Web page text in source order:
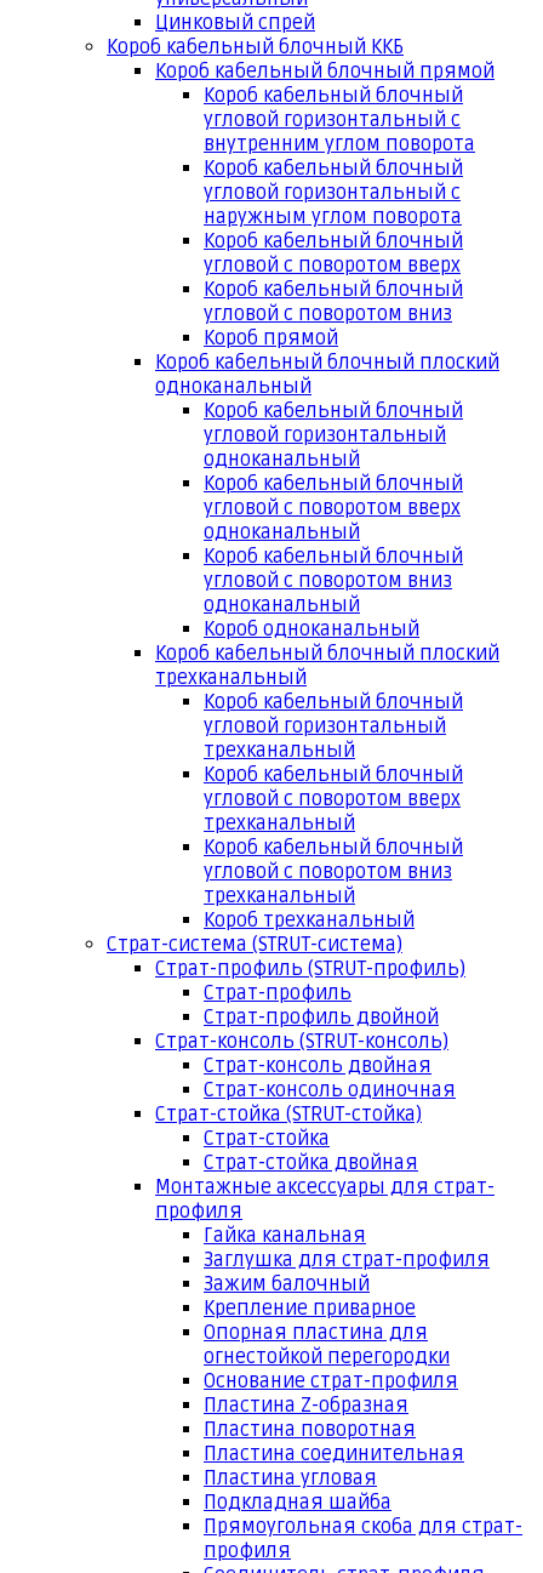
Цинковый спрей
Короб кабельный блочный ККБ
Короб кабельный блочный прямой
Короб кабельный блочный
угловой горизонтальный с
внутренним углом поворота
Короб кабельный блочный
угловой горизонтальный с
наружным углом поворота
Короб кабельный блочный
угловой с поворотом вверх
Короб кабельный блочный
угловой с поворотом вниз
Короб прямой
Короб кабельный блочный плоский
одноканальный
Короб кабельный блочный
угловой горизонтальный
одноканальный
Короб кабельный блочный
угловой с поворотом вверх
одноканальный
Короб кабельный блочный
угловой с поворотом вниз
одноканальный
Короб одноканальный
Короб кабельный блочный плоский
трехканальный
Короб кабельный блочный
угловой горизонтальный
трехканальный
Короб кабельный блочный
угловой с поворотом вверх
трехканальный
Короб кабельный блочный
угловой с поворотом вниз
трехканальный
Короб трехканальный
Страт-система (STRUT-система)
Страт-профиль (STRUT-профиль)
Страт-профиль
Страт-профиль двойной
Страт-консоль (STRUT-консоль)
Страт-консоль двойная
Страт-консоль одиночная
Страт-стойка (STRUT-стойка)
Страт-стойка
Страт-стойка двойная
Монтажные аксессуары для страт-
профиля
Гайка канальная
Заглушка для страт-профиля
Зажим балочный
Крепление приварное
Опорная пластина для
огнестойкой перегородки
Основание страт-профиля
Пластина Z-образная
Пластина поворотная
Пластина соединительная
Пластина угловая
Подкладная шайба
Прямоугольная скоба для страт-
профиля